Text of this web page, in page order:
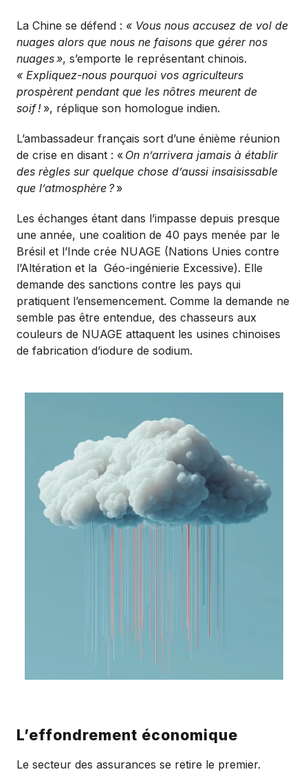
La Chine se défend : « Vous nous accusez de vol de
nuages alors que nous ne faisons que gérer nos
nuages», s’emporte le représentant chinois.
« Expliquez-nous pourquoi vos agriculteurs
prospèrent pendant que les nôtres meurent de
soif! », réplique son homologue indien.
L’ambassadeur français sort d’une énième réunion
de crise en disant : « On n’arrivera jamais à établir
des règles sur quelque chose d’aussi insaisissable
que l’atmosphère ?»
Les échanges étant dans l’impasse depuis presque
une année, une coalition de 40 pays menée par le
Brésil et l’Inde crée NUAGE (Nations Unies contre
l’Altération et la Géo-ingénierie Excessive). Elle
demande des sanctions contre les pays qui
pratiquent l’ensemencement. Comme la demande ne
semble pas être entendue, des chasseurs aux
couleurs de NUAGE attaquent les usines chinoises
de fabrication d’iodure de sodium.
L’effondrement économique
Le secteur des assurances se retire le premier.